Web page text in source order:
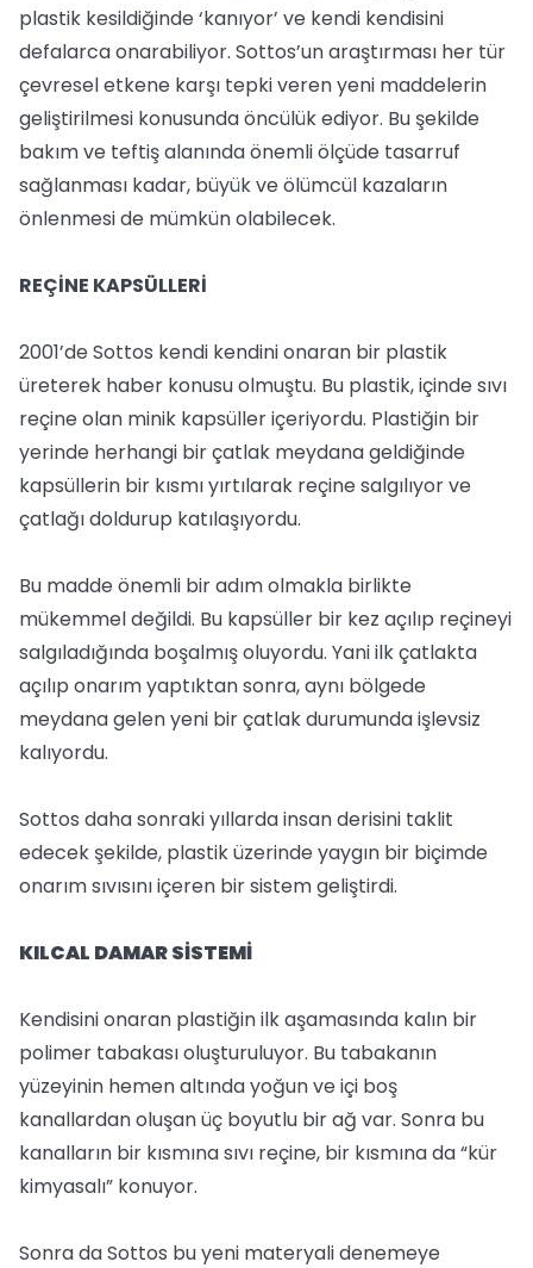
plastik kesildiğinde ‘kanıyor’ ve kendi kendisini
defalarca onarabiliyor. Sottos’un araştırması her tür
çevresel etkene karşı tepki veren yeni maddelerin
geliştirilmesi konusunda öncülük ediyor. Bu şekilde
bakım ve teftiş alanında önemli ölçüde tasarruf
sağlanması kadar, büyük ve ölümcül kazaların
önlenmesi de mümkün olabilecek.
REÇİNE KAPSÜLLERİ
2001’de Sottos kendi kendini onaran bir plastik
üreterek haber konusu olmuştu. Bu plastik, içinde sıvı
reçine olan minik kapsüller içeriyordu. Plastiğin bir
yerinde herhangi bir çatlak meydana geldiğinde
kapsüllerin bir kısmı yırtılarak reçine salgılıyor ve
çatlağı doldurup katılaşıyordu.
Bu madde önemli bir adım olmakla birlikte
mükemmel değildi. Bu kapsüller bir kez açılıp reçineyi
salgıladığında boşalmış oluyordu. Yani ilk çatlakta
açılıp onarım yaptıktan sonra, aynı bölgede
meydana gelen yeni bir çatlak durumunda işlevsiz
kalıyordu.
Sottos daha sonraki yıllarda insan derisini taklit
edecek şekilde, plastik üzerinde yaygın bir biçimde
onarım sıvısını içeren bir sistem geliştirdi.
KILCAL DAMAR SİSTEMİ
Kendisini onaran plastiğin ilk aşamasında kalın bir
polimer tabakası oluşturuluyor. Bu tabakanın
yüzeyinin hemen altında yoğun ve içi boş
kanallardan oluşan üç boyutlu bir ağ var. Sonra bu
kanalların bir kısmına sıvı reçine, bir kısmına da “kür
kimyasalı” konuyor.
Sonra da Sottos bu yeni materyali denemeye